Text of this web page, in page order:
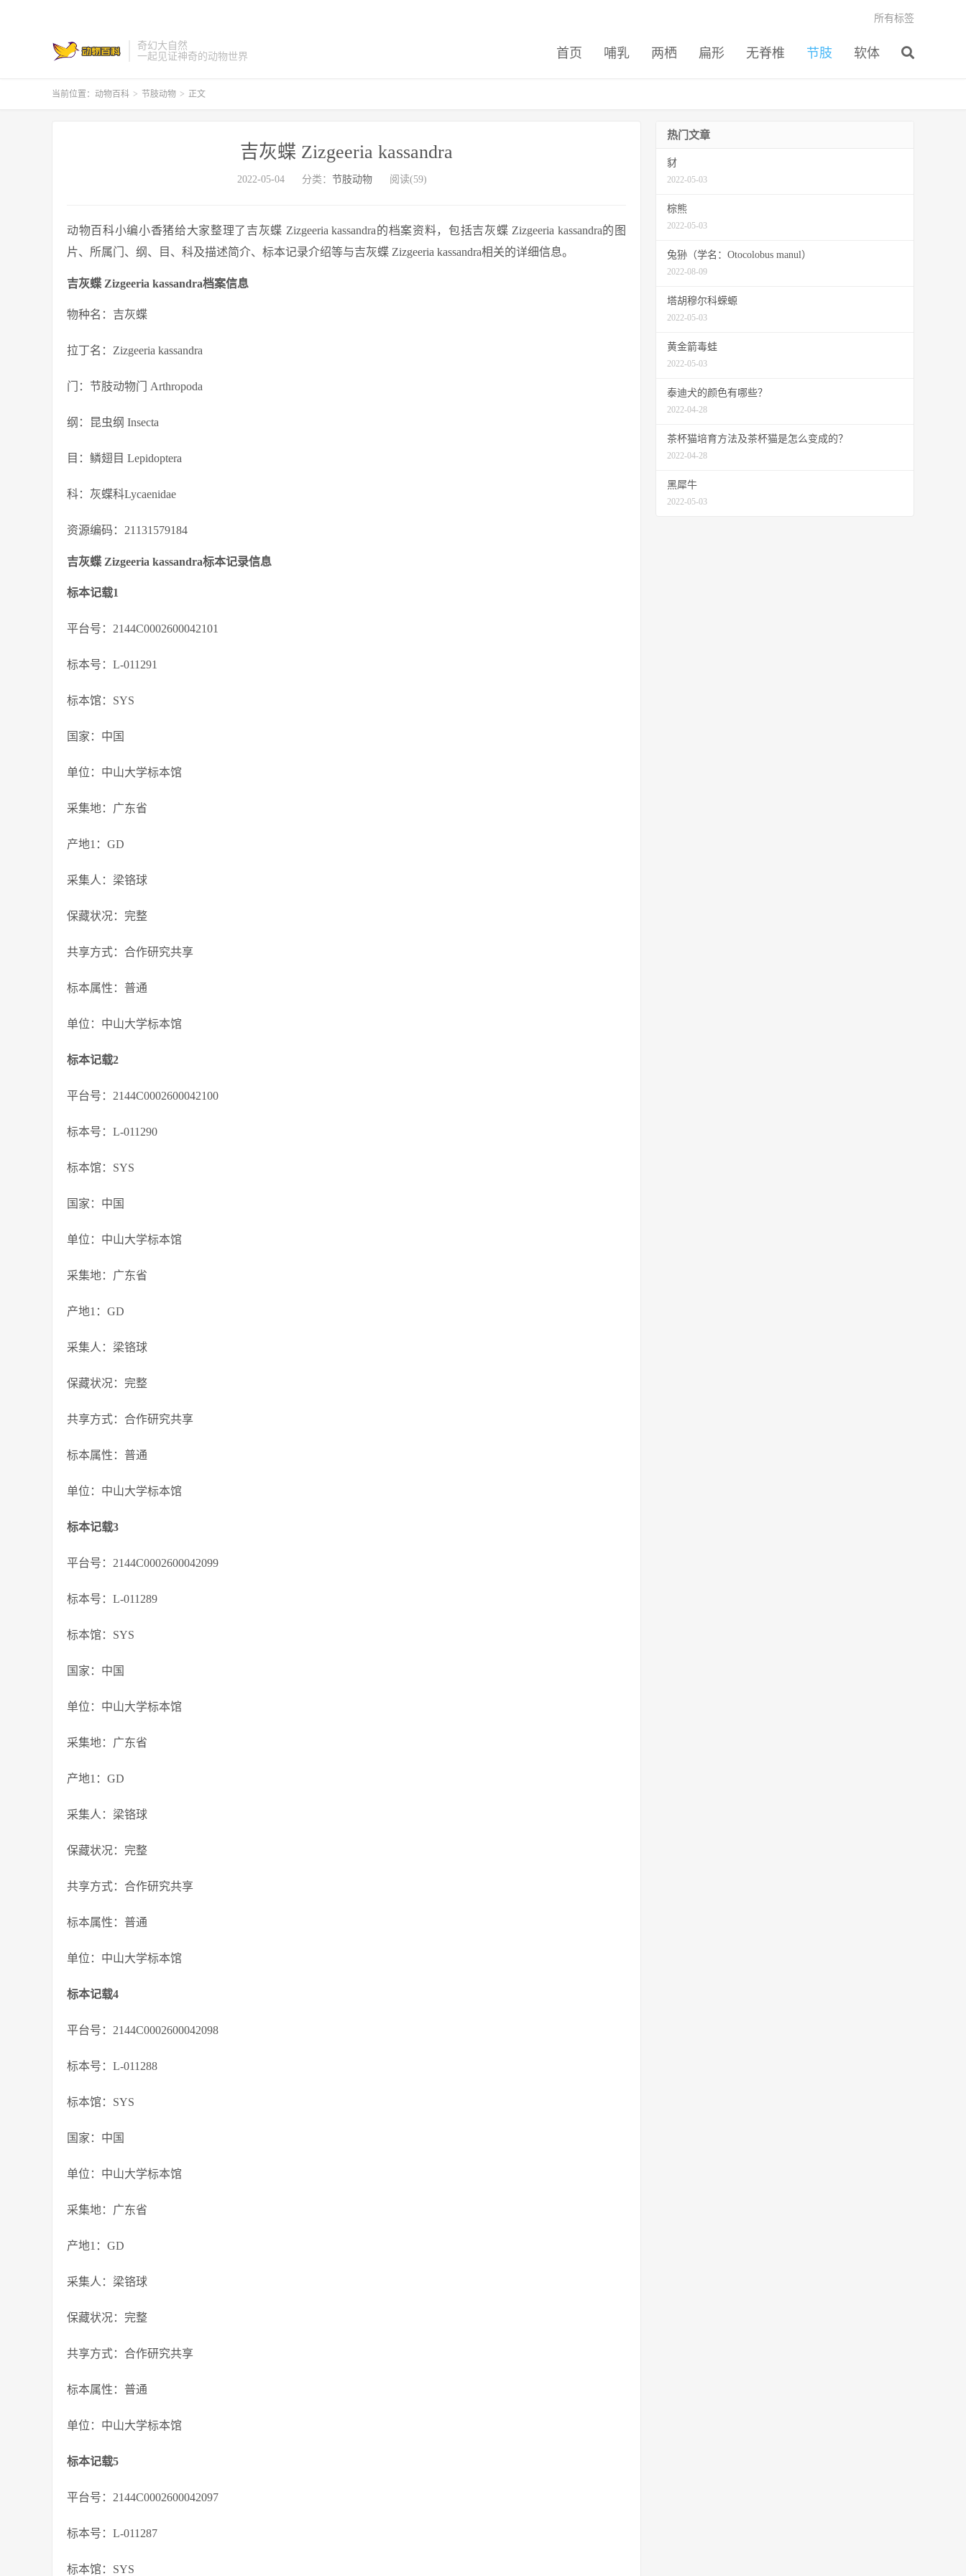
奇幻大自然
一起见证神奇的动物世界
首页 哺乳 两栖 扁形 无脊椎 节肢 软体
所有标签
当前位置： 动物百科 > 节肢动物 > 正文
吉灰蝶 Zizgeeria kassandra
2022-05-04 分类： 节肢动物 阅读(59)
动物百科小编小香猪给大家整理了吉灰蝶 Zizgeeria kassandra的档案资料，包括吉灰蝶 Zizgeeria kassandra的图
片、所属门、纲、目、科及描述简介、标本记录介绍等与吉灰蝶 Zizgeeria kassandra相关的详细信息。
吉灰蝶 Zizgeeria kassandra档案信息
物种名：吉灰蝶
拉丁名：Zizgeeria kassandra
门：节肢动物门 Arthropoda
纲：昆虫纲 Insecta
目：鳞翅目 Lepidoptera
科：灰蝶科Lycaenidae
资源编码：21131579184
吉灰蝶 Zizgeeria kassandra标本记录信息
标本记载1
平台号：2144C0002600042101
标本号：L-011291
标本馆：SYS
国家：中国
单位：中山大学标本馆
采集地：广东省
产地1：GD
采集人：梁铬球
保藏状况：完整
共享方式：合作研究共享
标本属性：普通
单位：中山大学标本馆
标本记载2
平台号：2144C0002600042100
标本号：L-011290
标本馆：SYS
国家：中国
单位：中山大学标本馆
采集地：广东省
产地1：GD
采集人：梁铬球
保藏状况：完整
共享方式：合作研究共享
标本属性：普通
单位：中山大学标本馆
标本记载3
平台号：2144C0002600042099
标本号：L-011289
标本馆：SYS
国家：中国
单位：中山大学标本馆
采集地：广东省
产地1：GD
采集人：梁铬球
保藏状况：完整
共享方式：合作研究共享
标本属性：普通
单位：中山大学标本馆
标本记载4
平台号：2144C0002600042098
标本号：L-011288
标本馆：SYS
国家：中国
单位：中山大学标本馆
采集地：广东省
产地1：GD
采集人：梁铬球
保藏状况：完整
共享方式：合作研究共享
标本属性：普通
单位：中山大学标本馆
标本记载5
平台号：2144C0002600042097
标本号：L-011287
标本馆：SYS
热门文章
豺
2022-05-03
棕熊
2022-05-03
兔狲（学名：Otocolobus manul）
2022-08-09
塔胡穆尔科蝾螈
2022-05-03
黄金箭毒蛙
2022-05-03
泰迪犬的颜色有哪些？
2022-04-28
茶杯猫培育方法及茶杯猫是怎么变成的？
2022-04-28
黑犀牛
2022-05-03